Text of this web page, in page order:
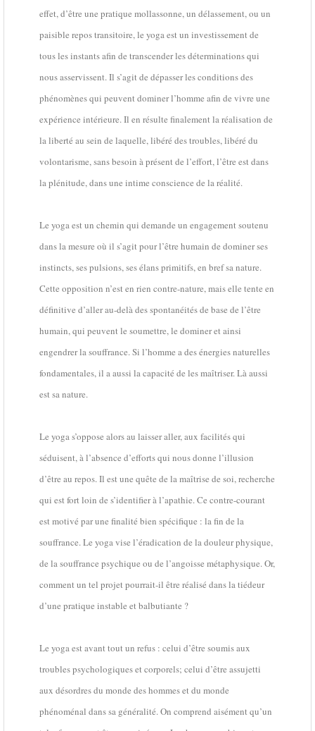
effet, d’être une pratique mollassonne, un délassement, ou un
paisible repos transitoire, le yoga est un investissement de
tous les instants afin de transcender les déterminations qui
nous asservissent. Il s’agit de dépasser les conditions des
phénomènes qui peuvent dominer l’homme afin de vivre une
expérience intérieure. Il en résulte finalement la réalisation de
la liberté au sein de laquelle, libéré des troubles, libéré du
volontarisme, sans besoin à présent de l’effort, l’être est dans
la plénitude, dans une intime conscience de la réalité.
Le yoga est un chemin qui demande un engagement soutenu
dans la mesure où il s’agit pour l’être humain de dominer ses
instincts, ses pulsions, ses élans primitifs, en bref sa nature.
Cette opposition n’est en rien contre-nature, mais elle tente en
définitive d’aller au-delà des spontanéités de base de l’être
humain, qui peuvent le soumettre, le dominer et ainsi
engendrer la souffrance. Si l’homme a des énergies naturelles
fondamentales, il a aussi la capacité de les maîtriser. Là aussi
est sa nature.
Le yoga s’oppose alors au laisser aller, aux facilités qui
séduisent, à l’absence d’efforts qui nous donne l’illusion
d’être au repos. Il est une quête de la maîtrise de soi, recherche
qui est fort loin de s’identifier à l’apathie. Ce contre-courant
est motivé par une finalité bien spécifique : la fin de la
souffrance. Le yoga vise l’éradication de la douleur physique,
de la souffrance psychique ou de l’angoisse métaphysique. Or,
comment un tel projet pourrait-il être réalisé dans la tiédeur
d’une pratique instable et balbutiante ?
Le yoga est avant tout un refus : celui d’être soumis aux
troubles psychologiques et corporels; celui d’être assujetti
aux désordres du monde des hommes et du monde
phénoménal dans sa généralité. On comprend aisément qu’un